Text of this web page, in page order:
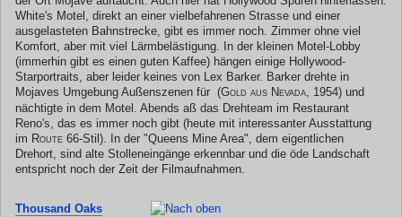
White's Motel, direkt an einer vielbefahrenen Strasse und einer
ausgelasteten Bahnstrecke, gibt es immer noch. Zimmer ohne viel
Komfort, aber mit viel Lärmbelästigung. In der kleinen Motel-Lobby
(immerhin gibt es einen guten Kaffee) hängen einige Hollywood-
Starportraits, aber leider keines von Lex Barker. Barker drehte in
Mojaves Umgebung Außenszenen für (Gold aus Nevada, 1954) und
nächtigte in dem Motel. Abends aß das Drehteam im Restaurant
Reno's, das es immer noch gibt (heute mit interessanter Ausstattung
im Route 66-Stil). In der "Queens Mine Area", dem eigentlichen
Drehort, sind alte Stolleneingänge erkennbar und die öde Landschaft
entspricht noch der Zeit der Filmaufnahmen.
Thousand Oaks